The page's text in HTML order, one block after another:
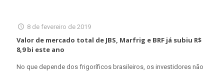
8 de fevereiro de 2019
Valor de mercado total de JBS, Marfrig e BRF já subiu R$
8,9 bi este ano
No que depende dos frigoríficos brasileiros, os investidores não